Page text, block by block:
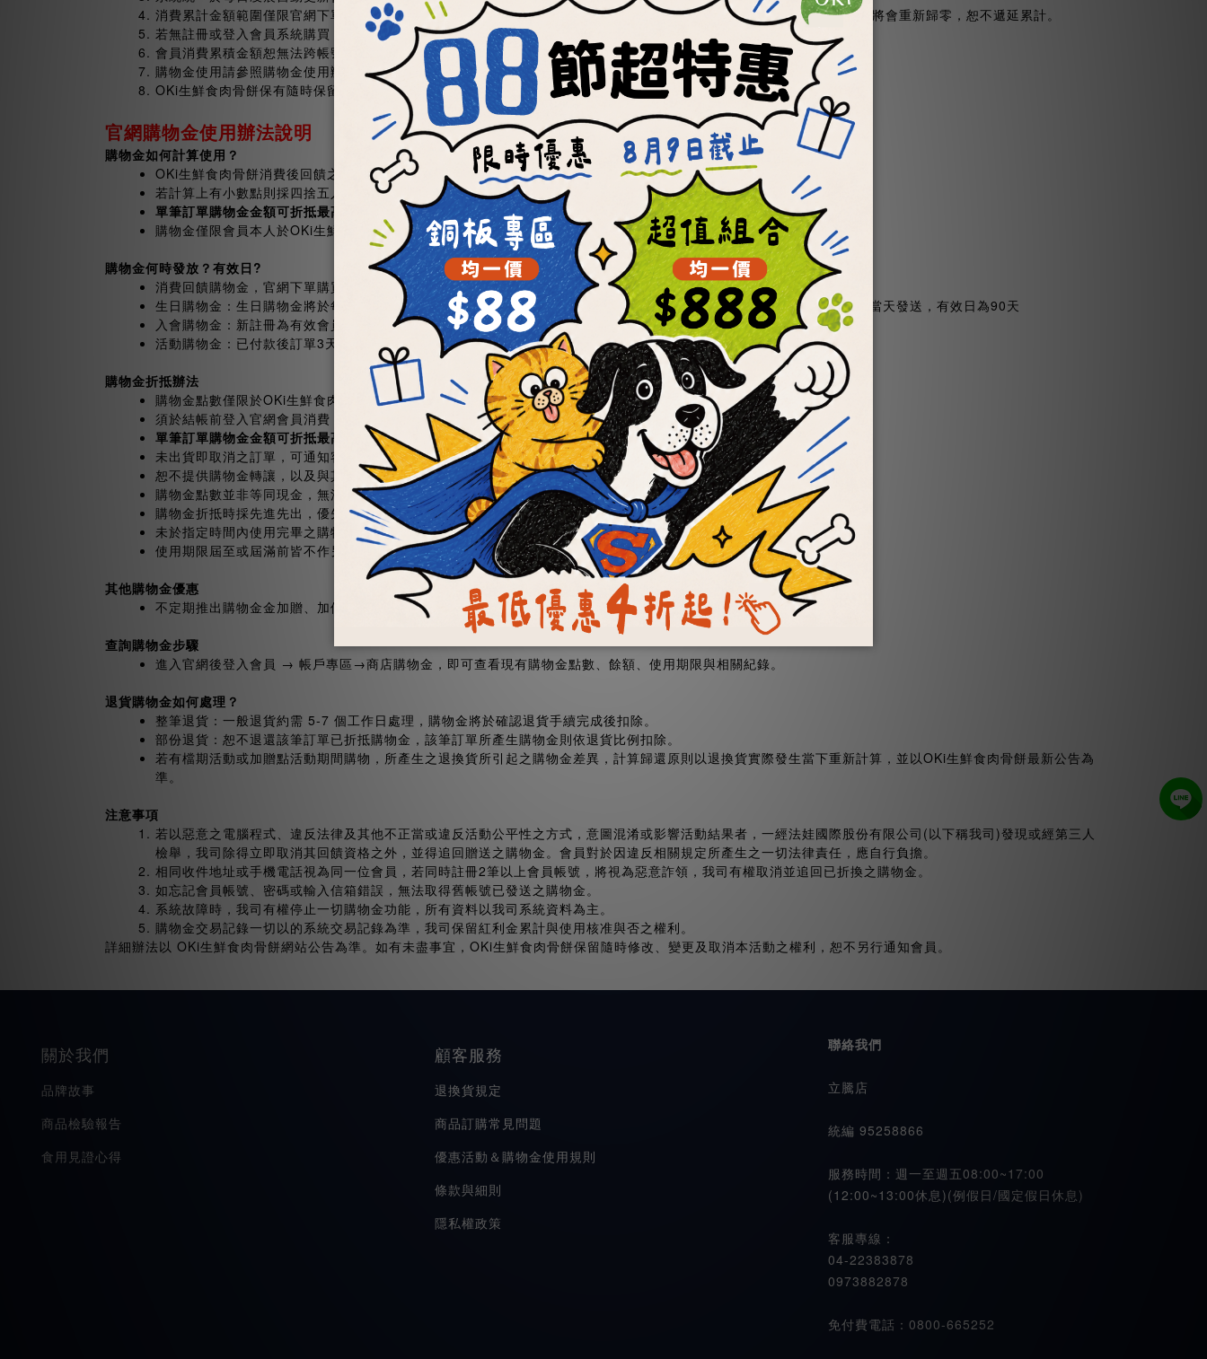
消費累計金額範圍僅限官網下單訂購。以最新一筆消費金額訂單開始計算，若超過12個月沒達成累計金額門檻，累計金額將會重新歸零，恕不遞延累計。
若無註冊或登入會員系統購買，將無法享受會員優惠也無法累計訂單金額，也不得後續補發。
會員消費累積金額恕無法跨帳號合併使用。
購物金使用請參照購物金使用辦法。
OKi生鮮食肉骨餅保有隨時保留、修改、終止、更動折扣內容或細節之權利，且不另行通知後實施。
官網購物金使用辦法說明
購物金如何計算使用？
OKi生鮮食肉骨餅消費後回饋之購物金，1點購物金可以折抵新台幣1元結帳金額，可於下次購物時使用。
若計算上有小數點則採四捨五入計算。 (ex. 結帳金額 1090 元 * 1% = 10.9點，則購物金可收到 11 點。)
單筆訂單購物金金額可折抵最高總金額之
5%的使用上限 例如優惠後消費 元最多可折抵 50 元 )
購物金僅限會員本人於OKi生鮮食肉骨餅官方網站訂購時使用，不可轉讓他人，亦不可要求折換為現金。
購物金何時發放？有效日 ?
消費回饋購物金，官網下單購買付款完成後3天後發送，永久有效
生日購物金：生日購物金將於每日凌晨發送給當日生日會員，須注意若生日當天同時註冊會員，生日購物金將於隔年生日當天發送，有效日為90天
入會購物金：新註冊為有效會員時贈送購物金，有效日為30天，無法溯及舊會員發送
活動購物金：已付款後訂單3天後發送，貨到付款之訂單7-14天後發送，有效日依活動公布為主，無公布之有效日為30天
購物金折抵辦法
購物金點數僅限於OKi生鮮食肉骨餅官網消費付款時折抵。
須於結帳前登入官網會員消費，系統會依到期日先後自動扣抵購物金。
單筆訂單購物金金額可折抵最高總金額之5% 的使用上限 (例如優惠後消費1000元最多可折抵50元)
未出貨即取消之訂單，可通知客服返還該筆訂單所折抵之購物金。
恕不提供購物金轉讓，以及與其他帳號合併購物金服務。
購物金點數並非等同現金，無法提供兌現。
購物金折抵時採先進先出，優先從較早生效的點數進行扣除，依序折抵至零為止。
未於指定時間內使用完畢之購物金，逾期失效或折抵後，若有退貨，恕不返還重複使用也不得要求延長期限。
使用期限屆至或屆滿前皆不作另行提醒通知，亦不得要求延長使用期限。
其他購物金優惠
不定期推出購物金金加贈、加倍送檔期活動。
查詢購物金步驟
進入官網後登入會員 → 帳戶專區→商店購物金，即可查看現有購物金點數、餘額、使用期限與相關紀錄。
退貨購物金如何處理？
整筆退貨：一般退貨約需 5-7 個工作日處理，購物金將於確認退貨手續完成後扣除。
部份退貨：恕不退還該筆訂單已折抵購物金，該筆訂單所產生購物金則依退貨比例扣除。
若有檔期活動或加贈點活動期間購物，所產生之退換貨所引起之購物金差異，計算歸還原則以退換貨實際發生當下重新計算，並以OKi生鮮食肉骨餅最新公告為
準。
注意事項
若以惡意之電腦程式、違反法律及其他不正當或違反活動公平性之方式，意圖混淆或影響活動結果者，一經法娃國際股份有限公司(以下稱我司)發現或經第三人
檢舉，我司除得立即取消其回饋資格之外，並得追回贈送之購物金。會員對於因違反相關規定所產生之一切法律責任，應自行負擔。
相同收件地址或手機電話視為同一位會員，若同時註冊2筆以上會員帳號，將視為惡意詐領，我司有權取消並追回已折換之購物金。
如忘記會員帳號、密碼或輸入信箱錯誤，無法取得舊帳號已發送之購物金。
系統故障時，我司有權停止一切購物金功能，所有資料以我司系統資料為主。
購物金交易記錄一切以的系統交易記錄為準，我司保留紅利金累計與使用核准與否之權利。
詳細辦法以 OKi生鮮食肉骨餅網站公告為準。如有未盡事宜，OKi生鮮食肉骨餅保留隨時修改、變更及取消本活動之權利，恕不另行通知會員。
關於我們
品牌故事
商品檢驗報告
食用見證心得
顧客服務
退換貨規定
商品訂購常見問題
優惠活動＆購物金使用規則
條款與細則
隱私權政策
聯絡我們
立騰店
統編 95258866
服務時間：週一至週五08:00~17:00
(12:00~13:00休息)(例假日/國定假日休息)
客服專線：
04-22383878
0973882878
免付費電話：0800-665252